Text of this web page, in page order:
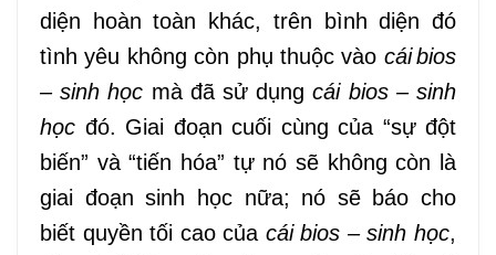
diện hoàn toàn khác, trên bình diện đó
tình yêu không còn phụ thuộc vào cáibios
– sinh học mà đã sử dụngcái bios – sinh
học đó. Giai đoạn cuối cùng của “sự đột
biến” và “tiến hóa” tự nó sẽ không còn là
giai đoạn sinh học nữa; nó sẽ báo cho
biết quyền tối cao của cái bios – sinh học,